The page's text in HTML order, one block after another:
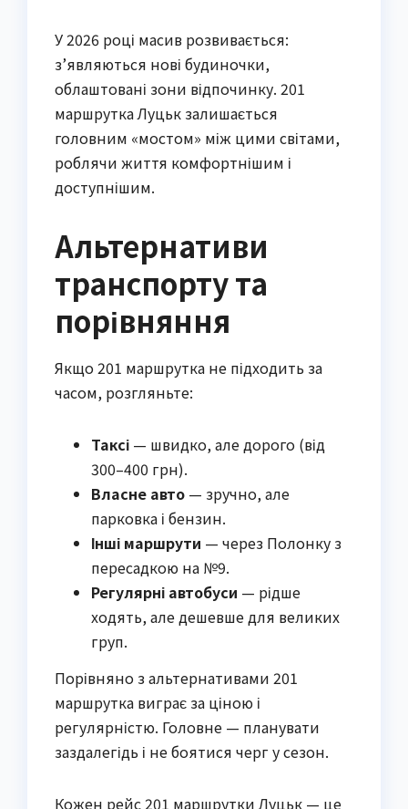
У 2026 році масив розвивається:
з’являються нові будиночки,
облаштовані зони відпочинку. 201
маршрутка Луцьк залишається
головним «мостом» між цими світами,
роблячи життя комфортнішим і
доступнішим.
Альтернативи
транспорту та
порівняння
Якщо 201 маршрутка не підходить за
часом, розгляньте:
Таксі — швидко, але дорого (від
300–400 грн).
Власне авто — зручно, але
парковка і бензин.
Інші маршрути — через Полонку з
пересадкою на №9.
Регулярні автобуси — рідше
ходять, але дешевше для великих
груп.
Порівняно з альтернативами 201
маршрутка виграє за ціною і
регулярністю. Головне — планувати
заздалегідь і не боятися черг у сезон.
Кожен рейс 201 маршрутки Луцьк — це